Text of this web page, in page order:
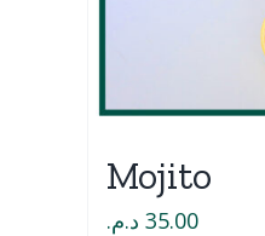
Mojito
35.00 د.م.